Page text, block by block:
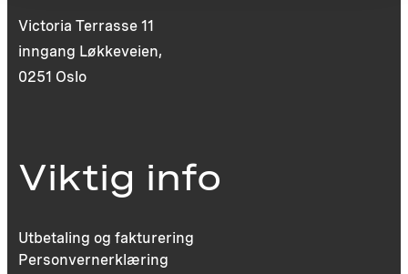
Victoria Terrasse 11
inngang Løkkeveien,
0251 Oslo
Viktig info
Utbetaling og fakturering
Personvernerklæring